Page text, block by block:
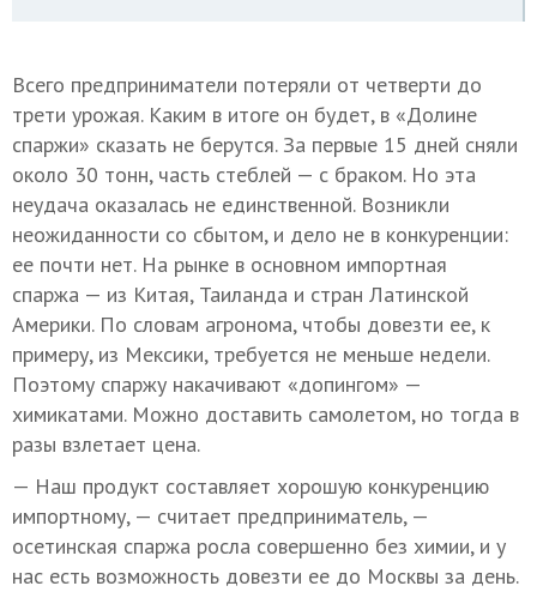
Всего предприниматели потеряли от четверти до
трети урожая. Каким в итоге он будет, в «Долине
спаржи» сказать не берутся. За первые 15 дней сняли
около 30 тонн, часть стеблей — с браком. Но эта
неудача оказалась не единственной. Возникли
неожиданности со сбытом, и дело не в конкуренции:
ее почти нет. На рынке в основном импортная
спаржа — из Китая, Таиланда и стран Латинской
Америки. По словам агронома, чтобы довезти ее, к
примеру, из Мексики, требуется не меньше недели.
Поэтому спаржу накачивают «допингом» —
химикатами. Можно доставить самолетом, но тогда в
разы взлетает цена.
— Наш продукт составляет хорошую конкуренцию
импортному, — считает предприниматель, —
осетинская спаржа росла совершенно без химии, и у
нас есть возможность довезти ее до Москвы за день.